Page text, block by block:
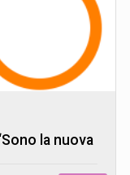
la nuova